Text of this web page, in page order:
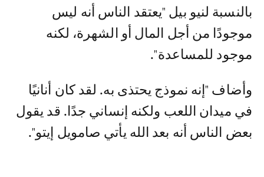
بالنسبة لنيو بيل "يعتقد الناس أنه ليس
موجودًا من أجل المال أو الشهرة، لكنه
موجود للمساعدة".
وأضاف "إنه نموذج يحتذى به. لقد كان أنانيًا
في ميدان اللعب ولكنه إنساني جدًا. قد يقول
بعض الناس أنه بعد الله يأتي صامويل إيتو".